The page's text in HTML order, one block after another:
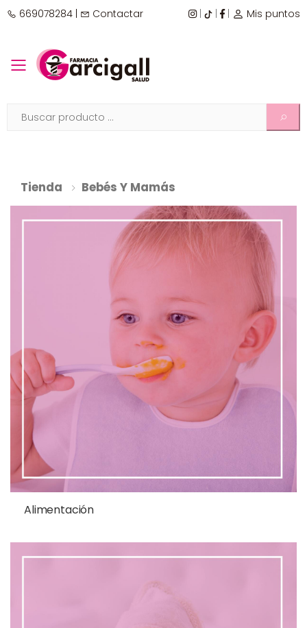
669078284 | Contactar | | | Mis puntos
Toggle mobile menu
Tienda Bebés Y Mamás
Alimentación